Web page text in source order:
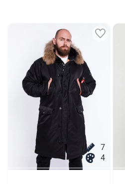
7
4